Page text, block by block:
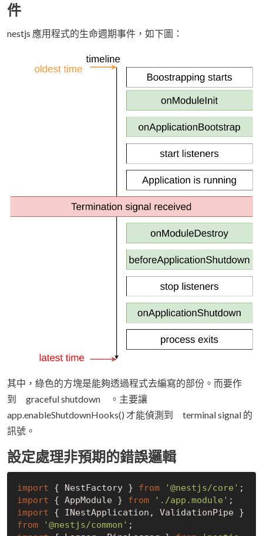
件
nestjs 應用程式的生命週期事件，如下圖：
其中，綠色的方塊是能夠透過程式去編寫的部份。而要作
到 graceful shutdown 。主要讓
app.enableShutdownHooks() 才能偵測到 terminal signal 的
訊號。
設定處理非預期的錯誤邏輯
import { NestFactory } from '@nestjs/core'
import { AppModule } from './app.module'
import
from
'@nestjs/common'